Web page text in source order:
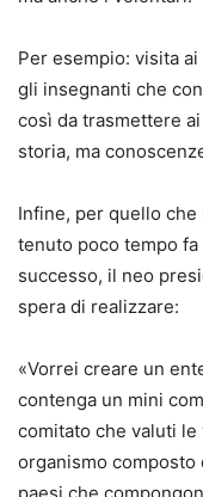
Per esempio: visita
gli insegnanti che
così da trasmettere
storia, ma
Infine, per quello che
tenuto poco tempo
successo, il neo
spera di realizzare:
«Vorrei creare un
contenga un mini
comitato che valuti
organismo